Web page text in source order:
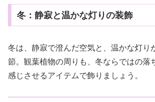
冬：静寂と温かな灯りの装飾
冬は、静寂で澄んだ空気と、温かな灯り
節。観葉植物の周りも、冬ならではの落
感じさせるアイテムで飾りましょう。